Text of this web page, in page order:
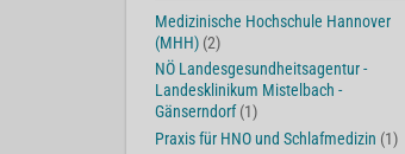
Medizinische Hochschule Hannover
(MHH) (2)
NÖ Landesgesundheitsagentur -
Landesklinikum Mistelbach -
Gänserndorf (1)
Praxis für HNO und Schlafmedizin (1)